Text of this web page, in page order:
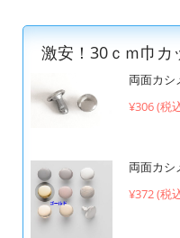
激安！30ｃｍ巾カ
両面カシ
¥306 (税
両面カシ
¥372 (税